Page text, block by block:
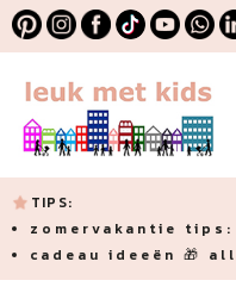
TIPS:
zomervakantie
cadeau ideeën 🎁